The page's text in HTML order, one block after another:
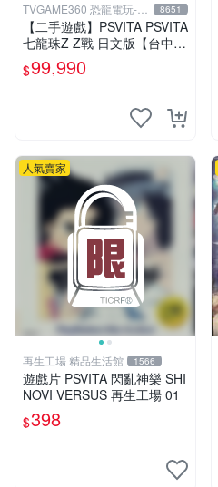
TVGAME360 恐龍電玩-台
中店
8651
【二手遊戲】PSVITA PSVITA
七龍珠Z Z戰 日文版【台中恐
龍電玩】
$99,990
人氣賣家
再生工場 精品生活館 1566
遊戲片 PSVITA 閃亂神樂 SHI
NOVI VERSUS 再生工場 01
$398